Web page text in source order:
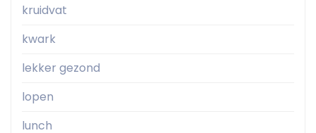
kruidvat
kwark
lekker gezond
lopen
lunch